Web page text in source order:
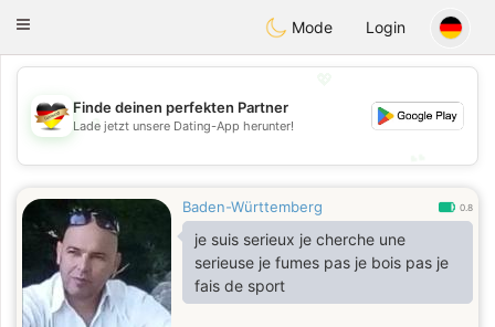
DeutschDating
Toggle
Mode Login
💖
💕
Finde deinen perfekten Partner
Lade jetzt unsere Dating-App herunter!
Baden-Württemberg 0.8
je suis serieux je cherche une
serieuse je fumes pas je bois pas je
fais de sport